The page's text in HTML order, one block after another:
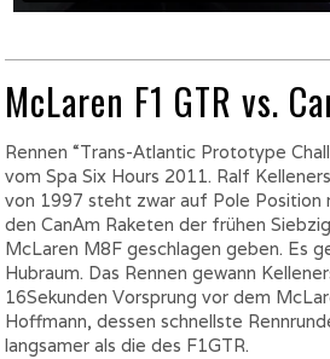
McLaren F1 GTR vs.
Rennen “Trans-Atlantic Prototype
vom Spa Six Hours 2011. Ralf
von 1997 steht zwar auf Pole Position
den CanAm Raketen der frühen
McLaren M8F geschlagen geben. Es
Hubraum. Das Rennen gewann
16Sekunden Vorsprung vor dem
Hoffmann, dessen schnellste
langsamer als die des F1GTR.